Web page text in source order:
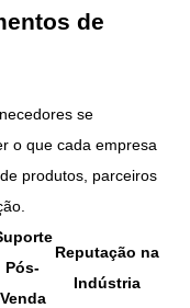
de
se
o que cada empresa
produtos, parceiros
Pós-
Venda
Reputação na
Indústria